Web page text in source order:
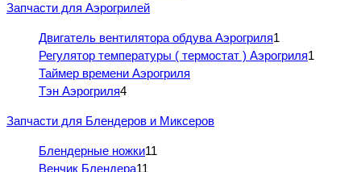
Запчасти для Аэрогрилей
Двигатель вентилятора обдува Аэрогриля1
Регулятор температуры ( термостат ) Аэрогриля1
Таймер времени Аэрогриля
Тэн Аэрогриля4
Запчасти для Блендеров и Миксеров
Блендерные ножки11
Венчик Блендера11